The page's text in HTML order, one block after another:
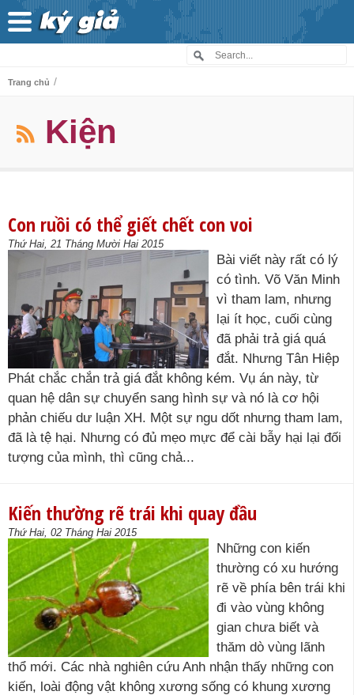
Trang chủ /
Kiện
Con ruồi có thể giết chết con voi
Thứ Hai, 21 Tháng Mười Hai 2015
Bài viết này rất có lý
có tình. Võ Văn Minh
vì tham lam, nhưng
lại ít học, cuối cùng
đã phải trả giá quá
đắt. Nhưng Tân Hiệp
Phát chắc chắn trả giá đắt không kém. Vụ án này, từ
quan hệ dân sự chuyển sang hình sự và nó là cơ hội
phản chiếu dư luận XH. Một sự ngu dốt nhưng tham lam,
đã là tệ hại. Nhưng có đủ mẹo mực để cài bẫy hại lại đối
tượng của mình, thì cũng chả...
Kiến thường rẽ trái khi quay đầu
Thứ Hai, 02 Tháng Hai 2015
Những con kiến
thường có xu hướng
rẽ về phía bên trái khi
đi vào vùng không
gian chưa biết và
thăm dò vùng lãnh
thổ mới. Các nhà nghiên cứu Anh nhận thấy những con
kiến, loài động vật không xương sống có khung xương